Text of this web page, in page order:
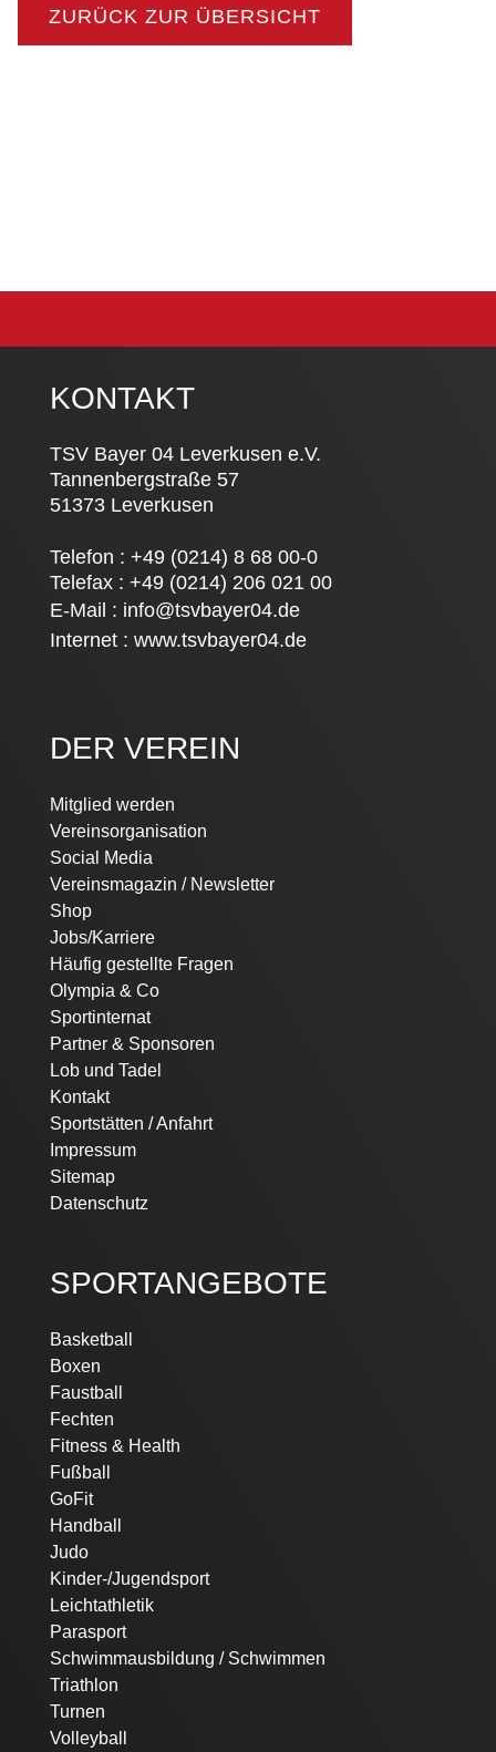
ZURÜCK ZUR ÜBERSICHT
KONTAKT
TSV Bayer 04 Leverkusen e.V.
Tannenbergstraße 57
51373 Leverkusen
Telefon : +49 (0214) 8 68 00-0
Telefax : +49 (0214) 206 021 00
E-Mail : info@tsvbayer04.de
Internet : www.tsvbayer04.de
DER VEREIN
Navigation
überspringen
Mitglied werden
Vereinsorganisation
Social Media
Vereinsmagazin / Newsletter
Shop
Jobs/Karriere
Häufig gestellte Fragen
Olympia & Co
Sportinternat
Partner & Sponsoren
Lob und Tadel
Kontakt
Sportstätten / Anfahrt
Impressum
Sitemap
Datenschutz
SPORTANGEBOTE
Navigation
überspringen
Basketball
Boxen
Faustball
Fechten
Fitness & Health
Fußball
GoFit
Handball
Judo
Kinder-/Jugendsport
Leichtathletik
Parasport
Schwimmausbildung / Schwimmen
Triathlon
Turnen
Volleyball